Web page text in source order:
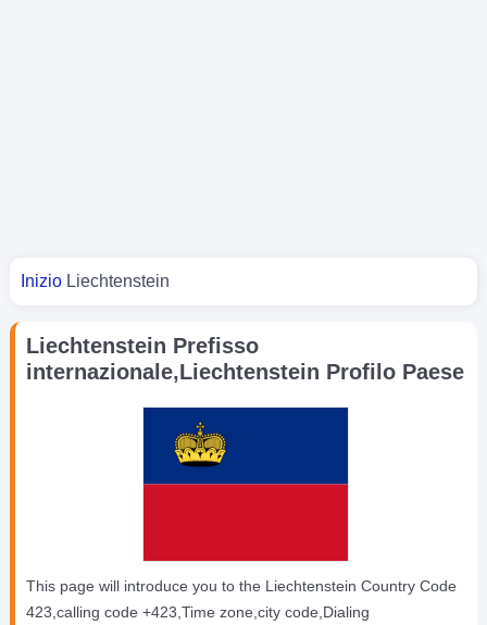
Tu sei qui
Inizio Liechtenstein
Liechtenstein Prefisso
internazionale,Liechtenstein Profilo Paese
This page will introduce you to the Liechtenstein Country Code
423,calling code +423,Time zone,city code,Dialing